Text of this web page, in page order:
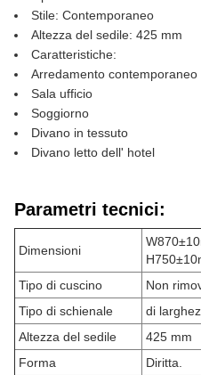
Stile: Contemporaneo
Altezza del sedile: 425 mm
Caratteristiche:
Arredamento contemporaneo
Sala ufficio
Soggiorno
Divano in tessuto
Divano letto dell' hotel
Parametri tecnici:
Dimensioni
Tipo di cuscino
Non
Tipo di schienale
di
Altezza del sedile
425 mm
Forma
Diritta.